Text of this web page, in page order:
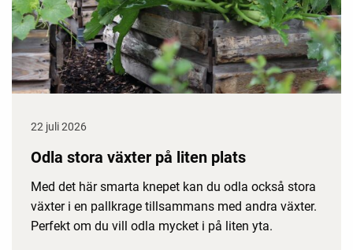
22 juli 2026
Odla stora växter på liten plats
Med det här smarta knepet kan du odla också stora
växter i en pallkrage tillsammans med andra växter.
Perfekt om du vill odla mycket i på liten yta.